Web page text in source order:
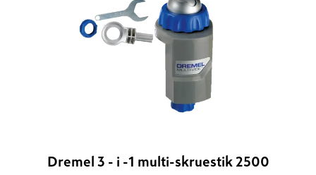
Dremel 3 - i -1 multi-skruestik 2500